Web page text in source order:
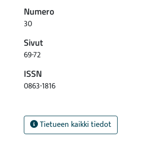
Numero
30
Sivut
69-72
ISSN
0863-1816
Tietueen kaikki tiedot